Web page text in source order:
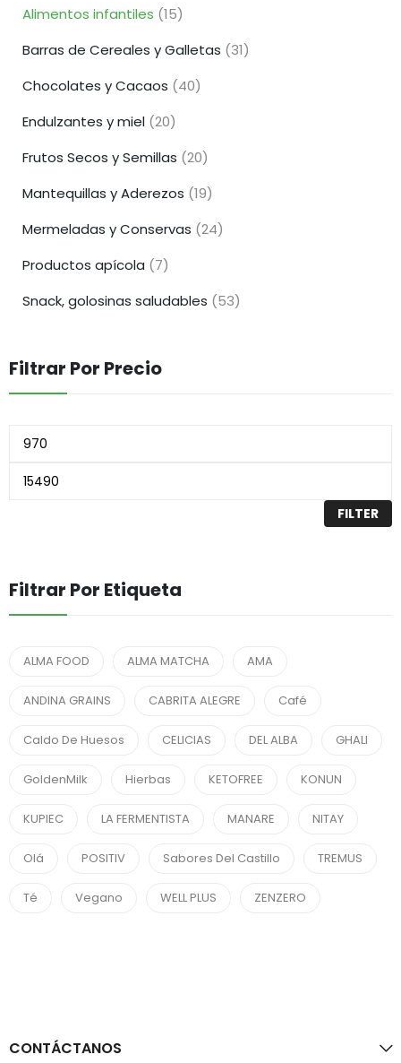
Alimentos infantiles (15)
Barras de Cereales y Galletas (31)
Chocolates y Cacaos (40)
Endulzantes y miel (20)
Frutos Secos y Semillas (20)
Mantequillas y Aderezos (19)
Mermeladas y Conservas (24)
Productos apícola (7)
Snack, golosinas saludables (53)
Filtrar Por Precio
FILTER
Filtrar Por Etiqueta
ALMA FOOD ALMA MATCHA AMA
ANDINA GRAINS CABRITA ALEGRE Café
Caldo De Huesos CELICIAS DEL ALBA GHALI
GoldenMilk Hierbas KETOFREE KONUN
KUPIEC LA FERMENTISTA MANARE NITAY
Olá POSITIV Sabores Del Castillo TREMUS
Té Vegano WELL PLUS ZENZERO
CONTÁCTANOS